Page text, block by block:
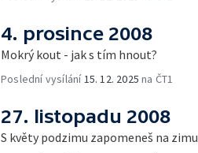
4. prosince 2008
Mokrý kout - jak s tím hnout?
Poslední vysílání 15. 12. 2025 na ČT1
27. listopadu 2008
S květy podzimu zapomeneš na zimu